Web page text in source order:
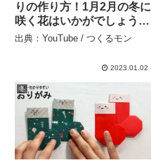
りの作り方！1月2月の冬に
咲く花はいかがでしょう？
【つくるモン】 – つくるモ
出典：YouTube / つくるモン
2023.01.02
冬